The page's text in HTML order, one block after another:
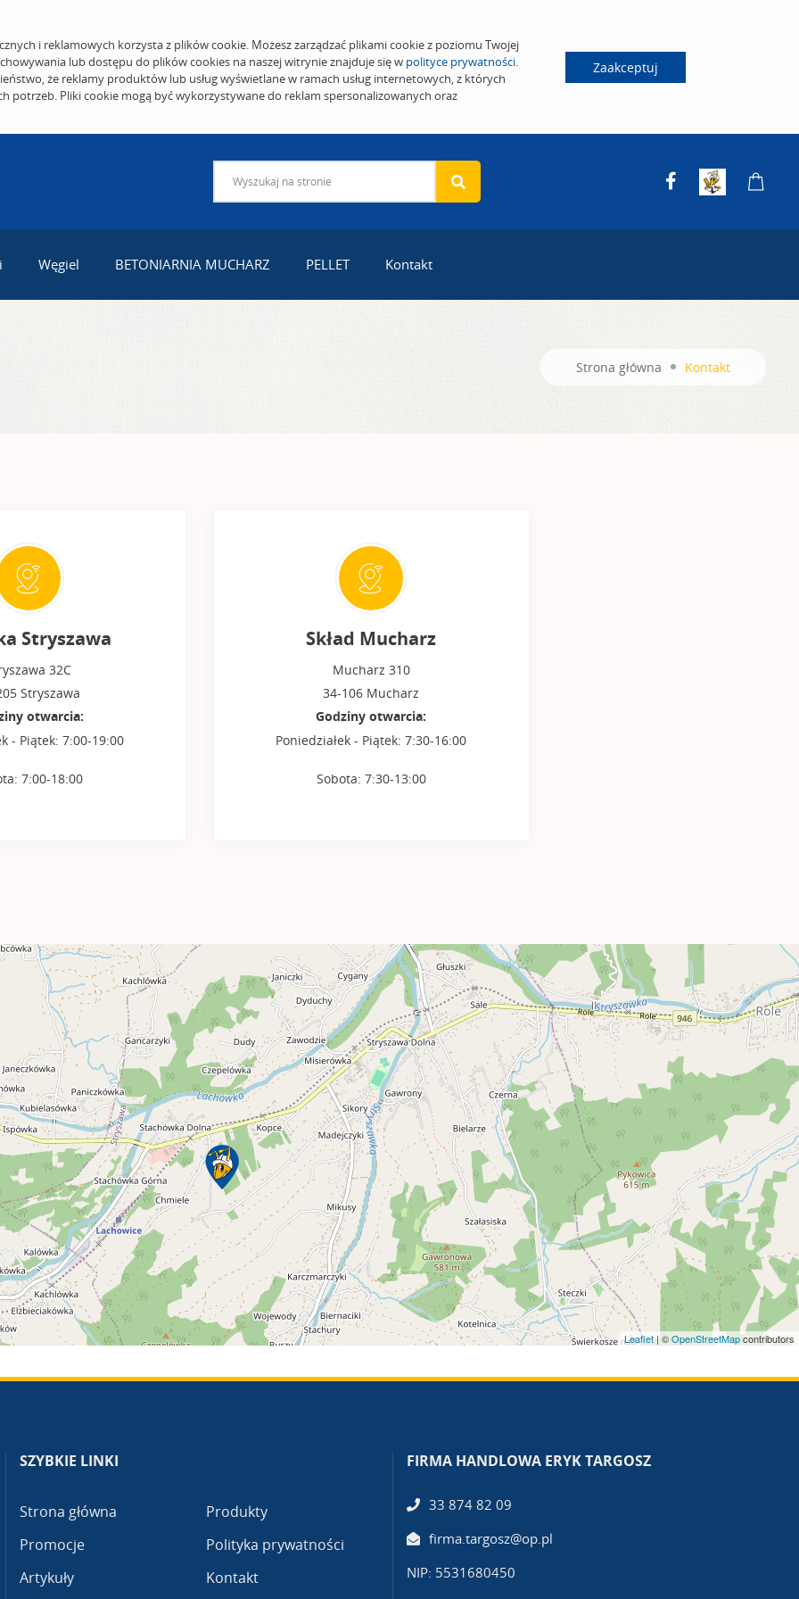
i reklamowych korzysta z plików cookie. Możesz zarządzać plikami cookie z poziomu Twojej
lub dostępu do plików cookies na naszej witrynie znajduje się w polityce prywatności.
że reklamy produktów lub usług wyświetlane w ramach usług internetowych, z których
potrzeb. Pliki cookie mogą być wykorzystywane do reklam spersonalizowanych oraz
Zaakceptuj
Węgiel BETONIARNIA MUCHARZ PELLET Kontakt
Strona główna Kontakt
Stryszawa
32C
Stryszawa
otwarcia:
- Piątek: 7:00-19:00
7:00-18:00
Skład Mucharz
Mucharz 310
34-106 Mucharz
Godziny otwarcia:
Poniedziałek - Piątek: 7:30-16:00
Sobota: 7:30-13:00
Leaflet | ©OpenStreetMapcontributors
SZYBKIE LINKI
Strona główna
Promocje
Artykuły
Produkty
Polityka prywatności
Kontakt
FIRMA HANDLOWA ERYK TARGOSZ
33 874 82 09
firma.targosz@op.pl
NIP: 5531680450